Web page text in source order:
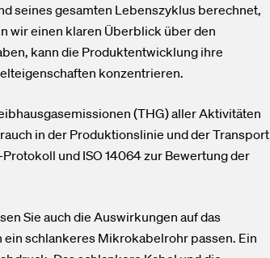
seines gesamten Lebenszyklus berechnet,
wir einen klaren Überblick über den
kann die Produktentwicklung ihre
konzentrieren.
(THG) aller Aktivitäten
in der Produktionslinie und der Transport
und ISO 14064 zur Bewertung der
Sie auch die Auswirkungen auf das
schlankeres Mikrokabelrohr passen. Ein